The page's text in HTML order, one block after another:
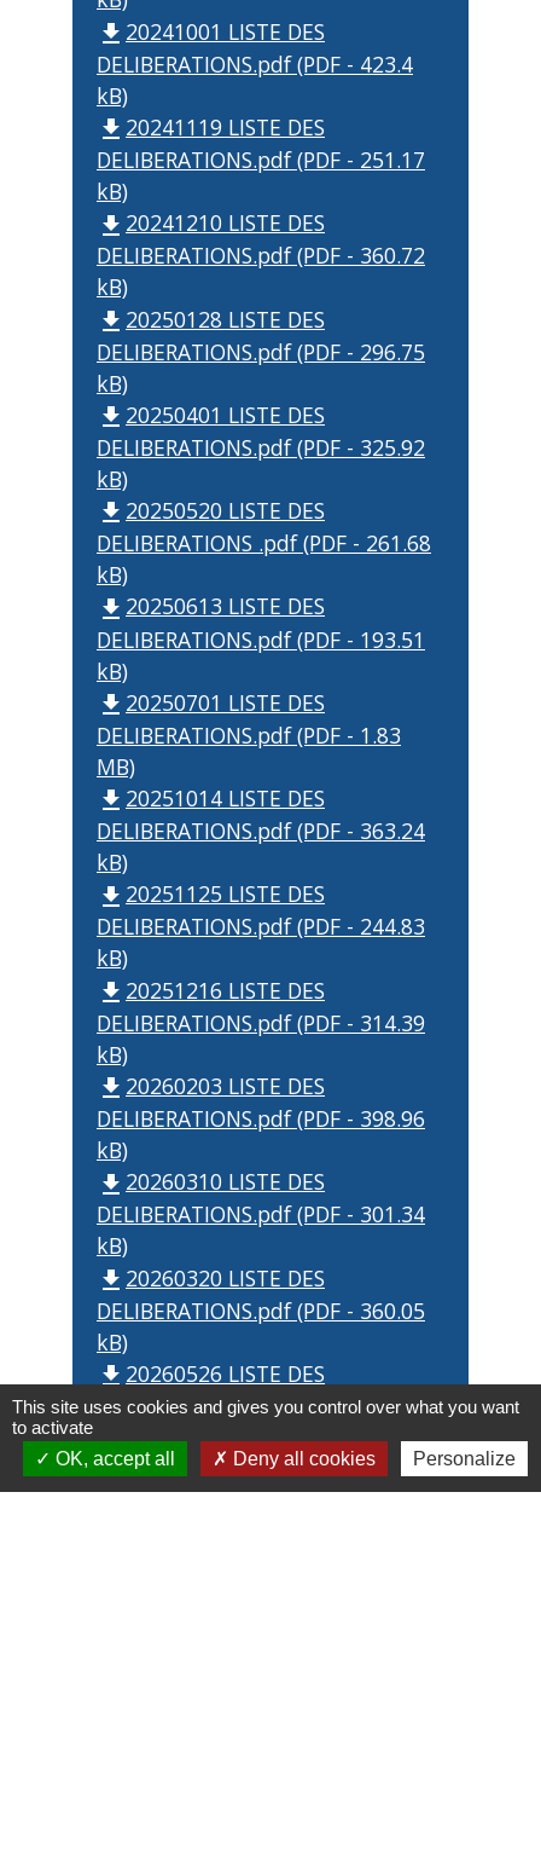
file_download 20241001 LISTE DES
DELIBERATIONS.pdf (PDF - 423.4
kB)
file_download 20241119 LISTE DES
DELIBERATIONS.pdf (PDF - 251.17
kB)
file_download 20241210 LISTE DES
DELIBERATIONS.pdf (PDF - 360.72
kB)
file_download 20250128 LISTE DES
DELIBERATIONS.pdf (PDF - 296.75
kB)
file_download 20250401 LISTE DES
DELIBERATIONS.pdf (PDF - 325.92
kB)
file_download 20250520 LISTE DES
DELIBERATIONS .pdf (PDF - 261.68
kB)
file_download 20250613 LISTE DES
DELIBERATIONS.pdf (PDF - 193.51
kB)
file_download 20250701 LISTE DES
DELIBERATIONS.pdf (PDF - 1.83
MB)
file_download 20251014 LISTE DES
DELIBERATIONS.pdf (PDF - 363.24
kB)
file_download 20251125 LISTE DES
DELIBERATIONS.pdf (PDF - 244.83
kB)
file_download 20251216 LISTE DES
DELIBERATIONS.pdf (PDF - 314.39
kB)
file_download 20260203 LISTE DES
DELIBERATIONS.pdf (PDF - 398.96
kB)
file_download 20260310 LISTE DES
DELIBERATIONS.pdf (PDF - 301.34
kB)
file_download 20260320 LISTE DES
DELIBERATIONS.pdf (PDF - 360.05
kB)
file_download 20260526 LISTE DES
DELIBERATIONS.pdf (PDF - 388.28
kB)
file_download20260623 LISTE DES
This site uses cookies and gives you control over what you want
to activate
OK, accept all
Deny all cookies Personalize